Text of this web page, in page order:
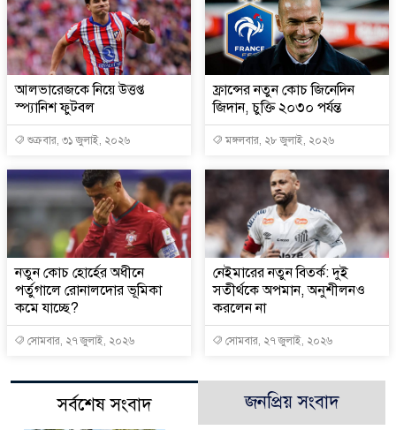
আলভারেজকে নিয়ে উত্তপ্ত
স্প্যানিশ ফুটবল
শুক্রবার, ৩১ জুলাই, ২০২৬
ফ্রান্সের নতুন কোচ জিনেদিন
জিদান, চুক্তি ২০৩০ পর্যন্ত
মঙ্গলবার, ২৮ জুলাই, ২০২৬
নতুন কোচ হোর্হের অধীনে
পর্তুগালে রোনালদোর ভূমিকা
কমে যাচ্ছে?
সোমবার, ২৭ জুলাই, ২০২৬
নেইমারের নতুন বিতর্ক: দুই
সতীর্থকে অপমান, অনুশীলনও
করলেন না
সোমবার, ২৭ জুলাই, ২০২৬
সর্বশেষ সংবাদ জনপ্রিয় সংবাদ